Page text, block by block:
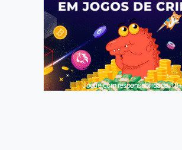
Jogue com responsabilidade. 18+